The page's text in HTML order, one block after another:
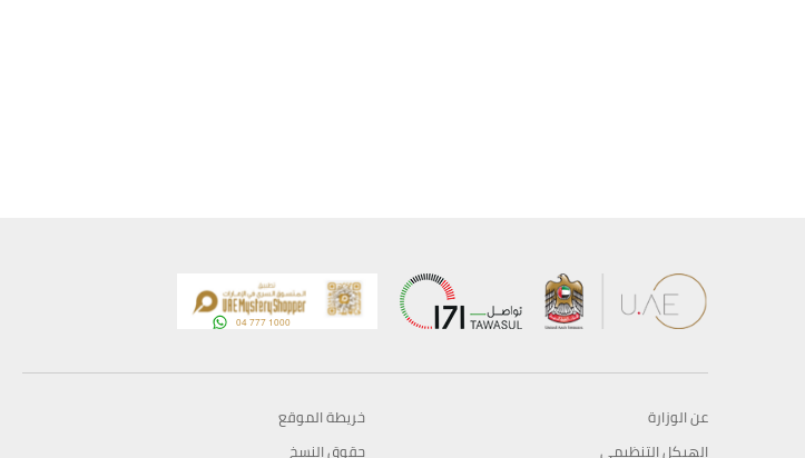
عن الوزارة
الهيكل التنظيمي
خريطة الموقع
حقوق النسخ